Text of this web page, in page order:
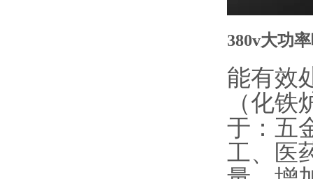
380v大功
能有效
（化
于：五
工、医